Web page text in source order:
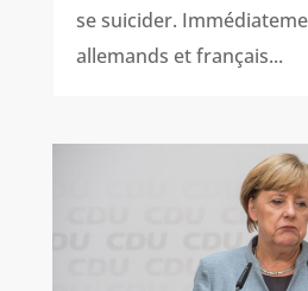
se suicider.
allemands et français...